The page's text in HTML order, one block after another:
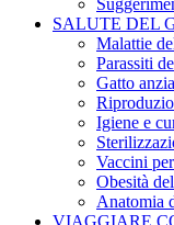
SALUTE DEL
Malattie
Parassiti
Gatto
Igiene e
Vaccini
Obesità
Anatomia
VIAGGIARE